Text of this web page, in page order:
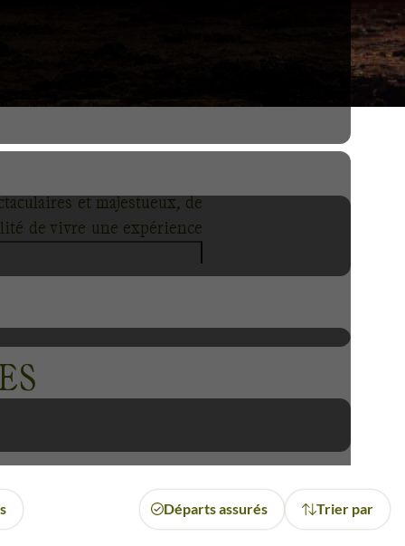
et majestueux, de
de vivre une expérience
Durant votre voyage
vous emmènera en
marins tels que les
Vous pourrez vous évader
même aux débutants. Vous
accompagné à bord du
havre de paix pour vousDéparts assurés Trier par